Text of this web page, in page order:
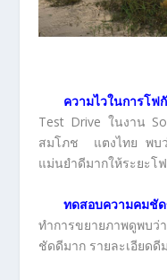
ความไวในการโ
Test Drive ในงาน
สมโภช แตงไทย พบว่
แม่นยำดีมากให้ระยะโ
ทดสอบความคมชั
ทำการขยายภาพดูพบ
ชัดดีมาก รายละเอียด